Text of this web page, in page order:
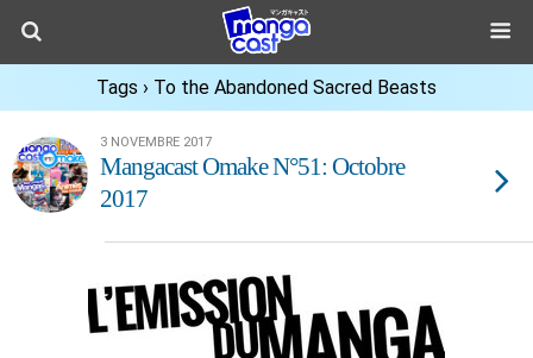
Tags › To the Abandoned Sacred Beasts
3 NOVEMBRE 2017
Mangacast Omake N°51: Octobre
2017